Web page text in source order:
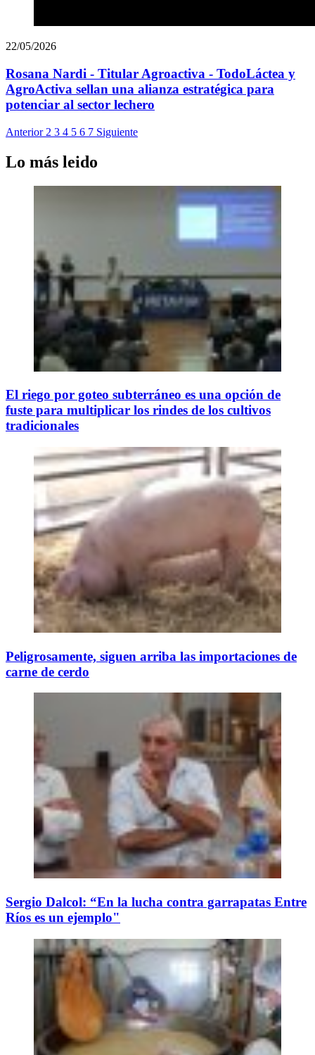
22/05/2026
Rosana Nardi - Titular Agroactiva - TodoLáctea y
AgroActiva sellan una alianza estratégica para
potenciar al sector lechero
Anterior 2 3 4 5 6 7 Siguiente
Lo más leido
El riego por goteo subterráneo es una opción de
fuste para multiplicar los rindes de los cultivos
tradicionales
Peligrosamente, siguen arriba las importaciones de
carne de cerdo
Sergio Dalcol: “En la lucha contra garrapatas Entre
Ríos es un ejemplo"